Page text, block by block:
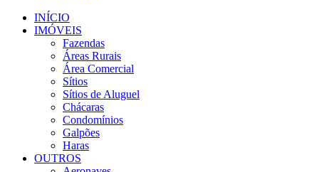
INÍCIO
IMÓVEIS
Fazendas
Áreas Rurais
Área Comercial
Sítios
Sítios de Aluguel
Chácaras
Condomínios
Galpões
Haras
OUTROS